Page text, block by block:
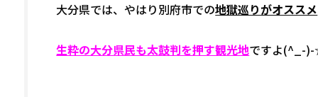
大分県では、やはり別府市での地獄巡りがオススメ
生粋の大分県民も太鼓判を押す観光地ですよ(^_-